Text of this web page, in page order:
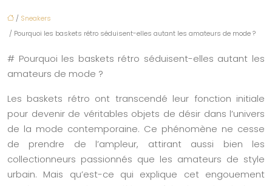
/ Sneakers
/ Pourquoi les baskets rétro séduisent-elles autant les amateurs de mode ?
# Pourquoi les baskets rétro séduisent-elles autant les
amateurs de mode ?
Les baskets rétro ont transcendé leur fonction initiale
pour devenir de véritables objets de désir dans l’univers
de la mode contemporaine. Ce phénomène ne cesse
de prendre de l’ampleur, attirant aussi bien les
collectionneurs passionnés que les amateurs de style
urbain. Mais qu’est-ce qui explique cet engouement